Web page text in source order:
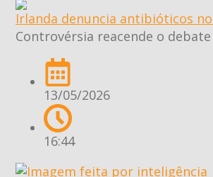
Irlanda denuncia antibióticos
Controvérsia reacende o
13/05/2026
16:44